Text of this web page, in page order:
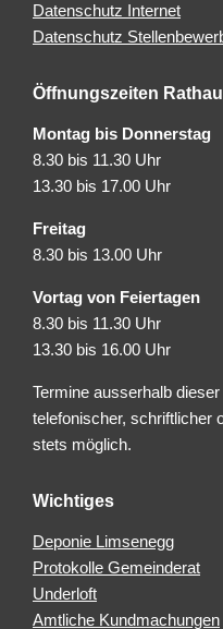
Datenschutz Internet
Datenschutz
Öffnungszeiten
Montag bis Donnerstag
8.30 bis 11.30 Uhr
13.30 bis 17.00 Uhr
Freitag
8.30 bis 13.00 Uhr
Vortag von Feiertagen
8.30 bis 11.30 Uhr
13.30 bis 16.00 Uhr
Termine ausserhalb
telefonischer, schriftlicher
stets möglich.
Wichtiges
Deponie Limsenegg
Protokolle Gemeinderat
Underloft
Amtliche Kundmachungen